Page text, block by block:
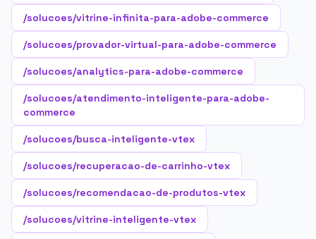
/solucoes/vitrine-infinita-para-adobe-commerce
/solucoes/provador-virtual-para-adobe-commerce
/solucoes/analytics-para-adobe-commerce
/solucoes/atendimento-inteligente-para-adobe-
commerce
/solucoes/busca-inteligente-vtex
/solucoes/recuperacao-de-carrinho-vtex
/solucoes/recomendacao-de-produtos-vtex
/solucoes/vitrine-inteligente-vtex